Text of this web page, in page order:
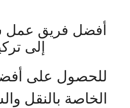
أفضل فريق عمل
إلى
للحصول على
الخاصة بالنقل